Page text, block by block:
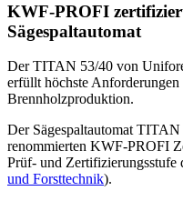
KWF-PROFI
Sägespaltautomat
Der TITAN 53/40 von
erfüllt höchste
Brennholzproduktion.
Der Sägespaltautomat
renommierten KWF-PROFI
Prüf- und Zertifizierungsstufe
und Forsttechnik).